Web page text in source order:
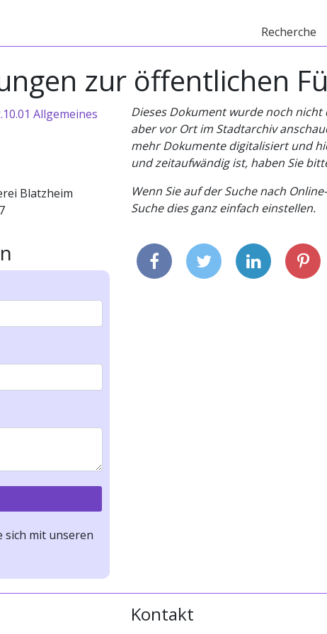
Recherche
zur öffentlichen
Allgemeines
Blatzheim
sich mit unseren
Dieses Dokument wurde noch nicht
aber vor Ort im Stadtarchiv
mehr Dokumente digitalisiert und
und zeitaufwändig ist, haben Sie
Wenn Sie auf der Suche nach
Suche dies ganz einfach einstellen.
Kontakt